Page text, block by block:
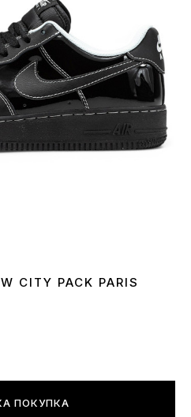
PACK PARIS
ПОКУПКА